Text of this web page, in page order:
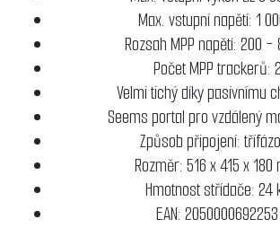
Max. vstupní napětí: 1
Rozsah MPP napětí: 200 -
Počet MPP trackerů: 2
Velmi tichý díky pasivnímu
Seems portal pro vzdálený
Způsob připojení:
Rozměr: 516 x 415 x 180
Hmotnost střídače: 24
EAN: 2050000692253